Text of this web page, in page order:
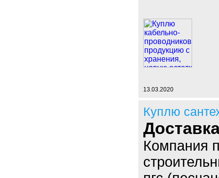
13.03.2020
Куплю
Компания